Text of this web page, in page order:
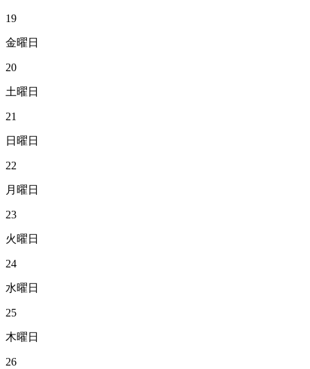
19
金曜日
20
土曜日
21
日曜日
22
月曜日
23
火曜日
24
水曜日
25
木曜日
26